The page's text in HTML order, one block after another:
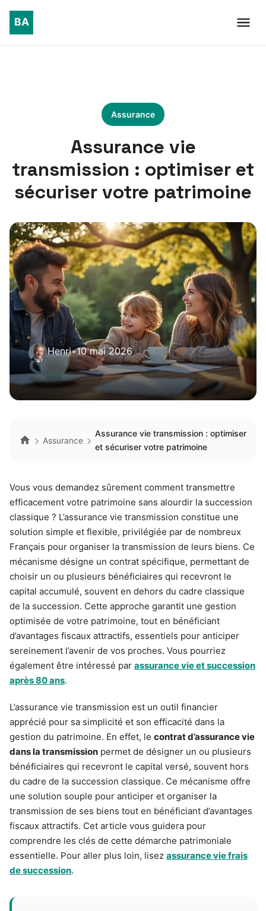
Assurance
Assurance vie
transmission : optimiser et
sécuriser votre patrimoine
Henri•10 mai 2026
Assurance
Assurance vie transmission : optimiser
et sécuriser votre patrimoine
Vous vous demandez sûrement comment transmettre
efficacement votre patrimoine sans alourdir la succession
classique ? L’assurance vie transmission constitue une
solution simple et flexible, privilégiée par de nombreux
Français pour organiser la transmission de leurs biens. Ce
mécanisme désigne un contrat spécifique, permettant de
choisir un ou plusieurs bénéficiaires qui recevront le
capital accumulé, souvent en dehors du cadre classique
de la succession. Cette approche garantit une gestion
optimisée de votre patrimoine, tout en bénéficiant
d’avantages fiscaux attractifs, essentiels pour anticiper
sereinement l’avenir de vos proches. Vous pourriez
également être intéressé par assurance vie et succession
après 80 ans.
L’assurance vie transmission est un outil financier
apprécié pour sa simplicité et son efficacité dans la
gestion du patrimoine. En effet, le contrat d’assurance vie
dans la transmission permet de désigner un ou plusieurs
bénéficiaires qui recevront le capital versé, souvent hors
du cadre de la succession classique. Ce mécanisme offre
une solution souple pour anticiper et organiser la
transmission de ses biens tout en bénéficiant d’avantages
fiscaux attractifs. Cet article vous guidera pour
comprendre les clés de cette démarche patrimoniale
essentielle. Pour aller plus loin, lisez assurance vie frais
de succession.